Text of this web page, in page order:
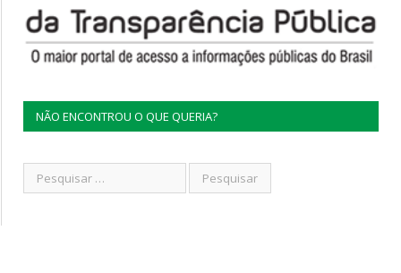
NÃO ENCONTROU O QUE QUERIA?